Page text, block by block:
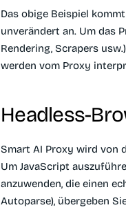
Das obige Beispiel
unverändert an. Um das
Rendering, Scrapers
werden vom Proxy
Headless-
Smart AI Proxy wird von
Um JavaScript
anzuwenden, die einen
Autoparse), übergeben